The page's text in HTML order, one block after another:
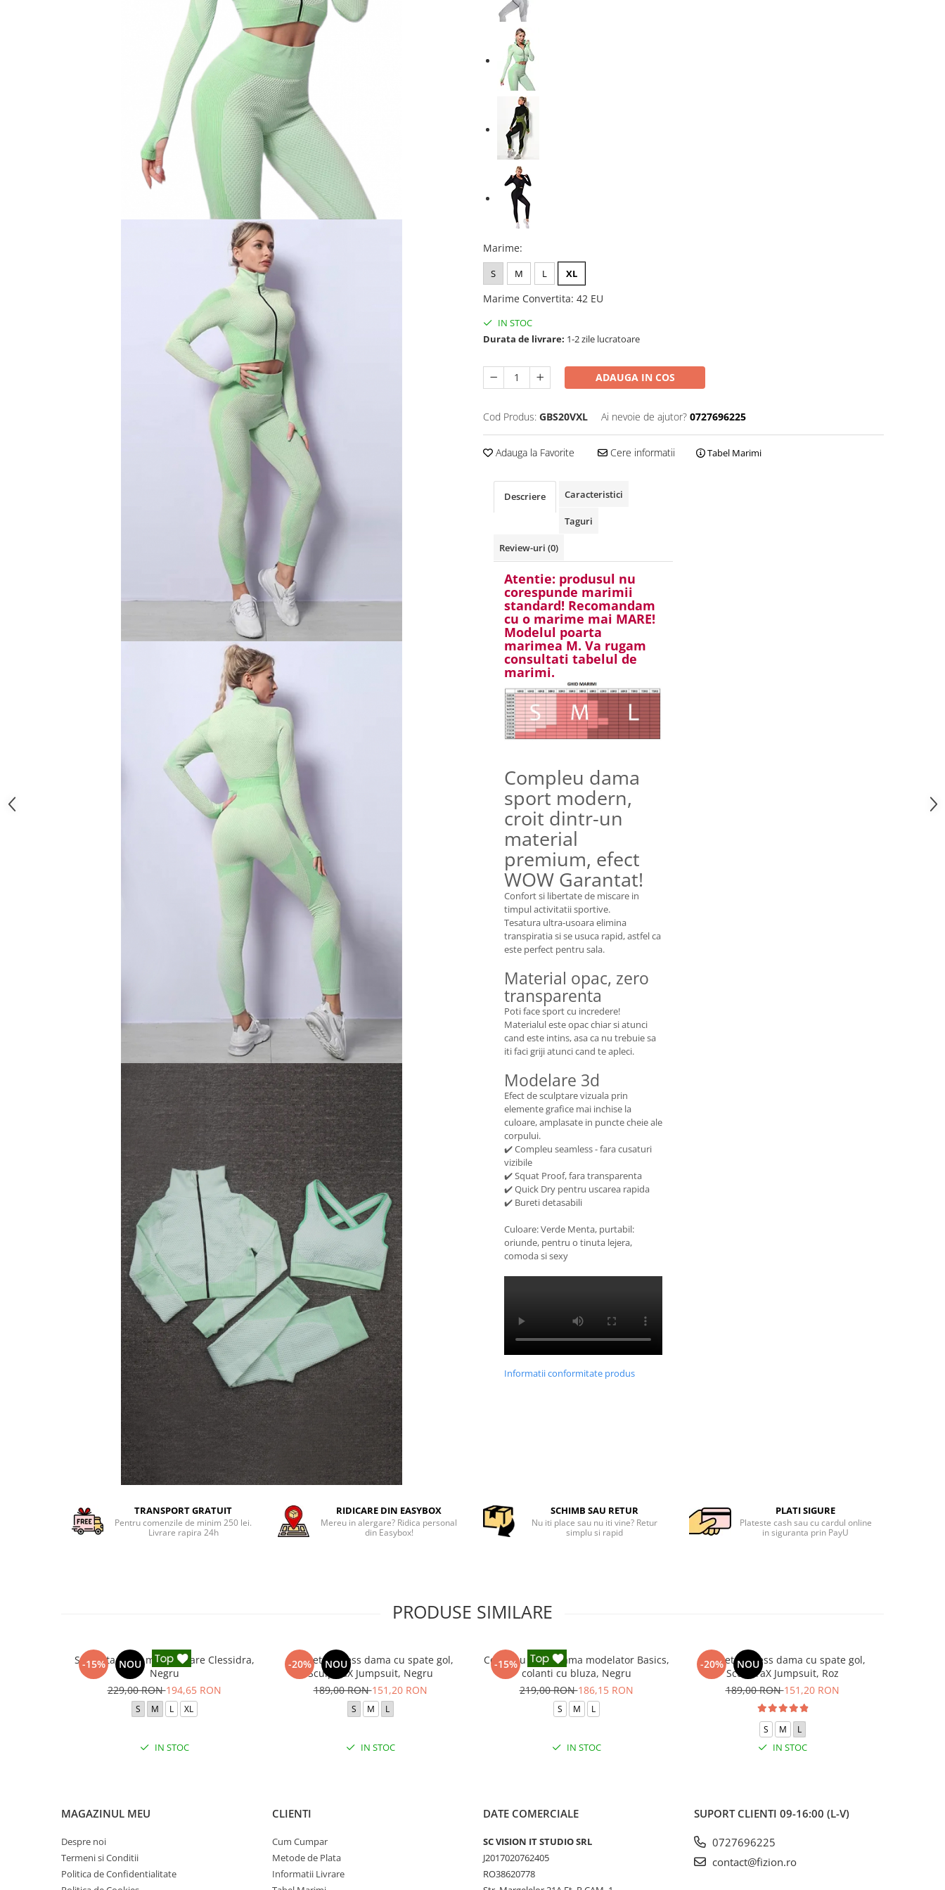
Marime:
S M L XL
Marime Convertita: 42 EU
IN STOC
Durata de livrare: 1-2 zile lucratoare
ADAUGA IN COS
Cod Produs: GBS20VXL Ai nevoie de ajutor? 0727696225
Adauga la Favorite Cere informatii Tabel Marimi
Descriere Caracteristici
Taguri
Review-uri (0)
Atentie: produsul nu
corespunde marimii
standard! Recomandam
cu o marime mai MARE!
Modelul poarta
marimea M. Va rugam
consultati tabelul de
marimi.
Compleu dama
sport modern,
croit dintr-un
material
premium, efect
WOW Garantat!
Confort si libertate de miscare in
timpul activitatii sportive.
Tesatura ultra-usoara elimina
transpiratia si se usuca rapid, astfel ca
este perfect pentru sala.
Material opac, zero
transparenta
Poti face sport cu incredere!
Materialul este opac chiar si atunci
cand este intins, asa ca nu trebuie sa
iti faci griji atunci cand te apleci.
Modelare 3d
Efect de sculptare vizuala prin
elemente grafice mai inchise la
culoare, amplasate in puncte cheie ale
corpului.
✔️ Compleu seamless - fara cusaturi
vizibile
✔️ Squat Proof, fara transparenta
✔️ Quick Dry pentru uscarea rapida
✔️ Bureti detasabili
Culoare: Verde Menta, purtabil:
oriunde, pentru o tinuta lejera,
comoda si sexy
Informatii conformitate produs
TRANSPORT GRATUIT
Pentru comenzile de minim 250 lei.
Livrare rapira 24h
RIDICARE DIN EASYBOX
Mereu in alergare? Ridica personal
din Easybox!
SCHIMB SAU RETUR
Nu iti place sau nu iti vine? Retur
simplu si rapid
PLATI SIGURE
Plateste cash sau cu cardul online
in siguranta prin PayU
PRODUSE SIMILARE
-15% NOU
Salopeta sport modelatoare Clessidra,
Negru
229,00 RON194,65 RON
S M L XL
IN STOC
-20% NOU
Salopeta fitness dama cu spate gol,
SculptraX Jumpsuit, Negru
189,00 RON151,20 RON
S M L
IN STOC
-15%
Compleu sport dama modelator Basics,
colanti cu bluza, Negru
219,00 RON186,15 RON
S M L
IN STOC
-20% NOU
Salopeta fitness dama cu spate gol,
SculptraX Jumpsuit, Roz
189,00 RON151,20 RON
S M L
IN STOC
MAGAZINUL MEU
Despre noi
Termeni si Conditii
Politica de Confidentialitate
CLIENTI
Cum Cumpar
Metode de Plata
Informatii Livrare
DATE COMERCIALE
SC VISION IT STUDIO SRL
J2017020762405
RO38620778
SUPORT CLIENTI 09-16:00 (L-V)
0727696225
contact@fizion.ro